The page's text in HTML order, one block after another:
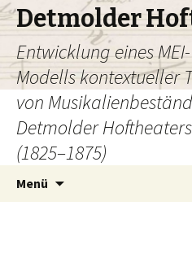
Detmolder
Entwicklung eines
Modells kontextueller
von
Detmolder
(1825–1875)
Menü